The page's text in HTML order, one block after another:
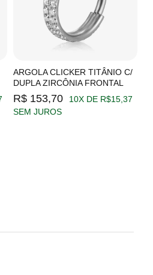
ARGOLA CLICKER TITÂNIO C/
DUPLA ZIRCÔNIA FRONTAL
R$ 153,70
10X DE R$15,37
SEM JUROS